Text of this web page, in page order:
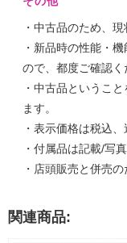
・中古品のため、
・新品時の性能・
ので、都度ご確認く
・中古品というこ
ます。
・表示価格は税込、
・付属品は記載/写
・店頭販売と併売
関連商品: